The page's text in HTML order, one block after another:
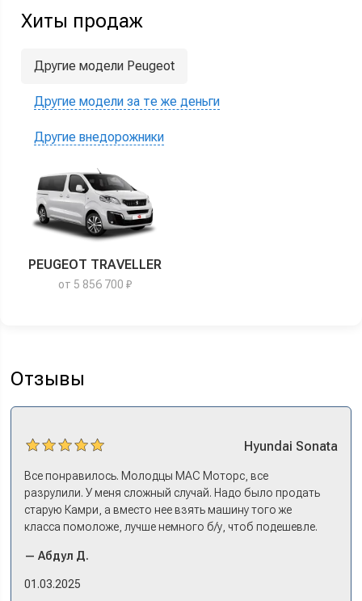
Хиты продаж
Другие модели Peugeot
Другие модели за те же деньги
Другие внедорожники
PEUGEOT TRAVELLER
от 5 856 700 ₽
Отзывы
Hyundai Sonata
Все понравилось. Молодцы МАС Моторс, все
разрулили. У меня сложный случай. Надо было продать
старую Камри, а вместо нее взять машину того же
класса помоложе, лучше немного б/у, чтоб подешевле.
либо самому всем этим заниматься – а работать когда?
Либо искать салон, где есть нормальный трейд-ин. И
— Абдул Д.
01.03.2025